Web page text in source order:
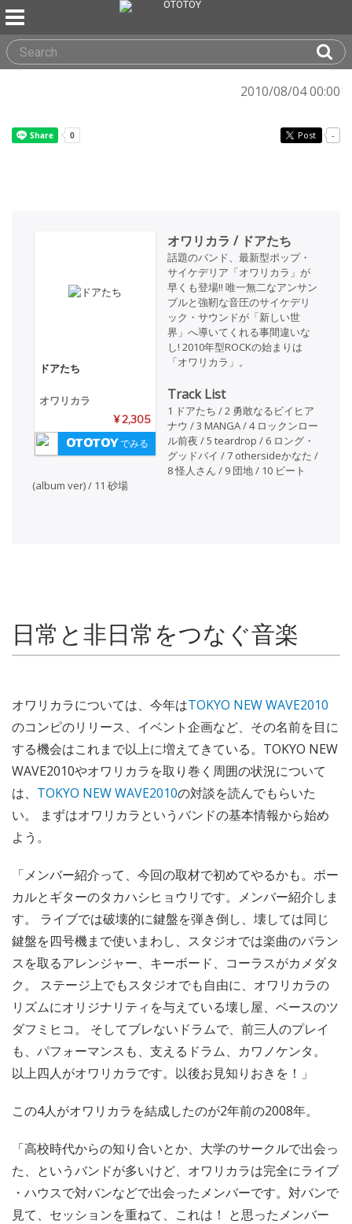
2010/08/04 00:00
Post -
ドアたち
オワリカラ
¥ 2,305
でみる
オワリカラ / ドアたち
話題のバンド、最新型ポップ・
サイケデリア「オワリカラ」が
早くも登場!! 唯一無二なアンサン
ブルと強靭な音圧のサイケデリ
ック・サウンドが「新しい世
界」へ導いてくれる事間違いな
し! 2010年型ROCKの始まりは
「オワリカラ」。
Track List
1 ドアたち / 2 勇敢なるビイヒア
ナウ / 3 MANGA / 4 ロックンロー
ル前夜 / 5 teardrop / 6 ロング・
グッドバイ / 7 othersideかなた /
8 怪人さん / 9 団地 / 10 ビート
(album ver) / 11 砂場
日常と非日常をつなぐ音楽
オワリカラについては、今年はTOKYO NEW WAVE2010
のコンピのリリース、イベント企画など、その名前を目に
する機会はこれまで以上に増えてきている。TOKYO NEW
WAVE2010やオワリカラを取り巻く周囲の状況について
は、 TOKYO NEW WAVE2010の対談を読んでもらいた
い。 まずはオワリカラというバンドの基本情報から始め
よう。
「メンバー紹介って、今回の取材で初めてやるかも。ボー
カルとギターのタカハシヒョウリです。メンバー紹介しま
す。 ライブでは破壊的に鍵盤を弾き倒し、壊しては同じ
鍵盤を四号機まで使いまわし、スタジオでは楽曲のバラン
スを取るアレンジャー、キーボード、コーラスがカメダタ
ク。 ステージ上でもスタジオでも自由に、オワリカラの
リズムにオリジナリティを与えている壊し屋、ベースのツ
ダフミヒコ。 そしてブレないドラムで、前三人のプレイ
も、パフォーマンスも、支えるドラム、カワノケンタ。
以上四人がオワリカラです。以後お見知りおきを！」
この4人がオワリカラを結成したのが2年前の2008年。
「高校時代からの知り合いとか、大学のサークルで出会っ
た、というバンドが多いけど、オワリカラは完全にライブ
・ハウスで対バンなどで出会ったメンバーです。対バンで
見て、セッションを重ねて、これは！ と思ったメンバー